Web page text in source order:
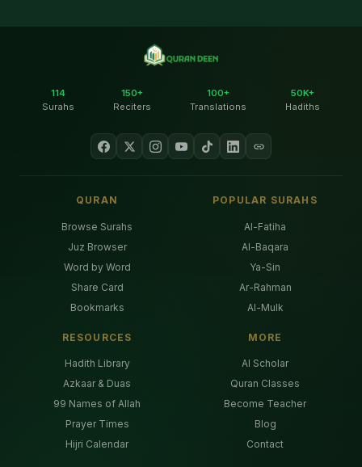
114
Surahs
150+
Reciters
100+
Translations
50K+
Hadiths
QURAN
Browse Surahs
Juz Browser
Word by Word
Share Card
Bookmarks
POPULAR SURAHS
Al-Fatiha
Al-Baqara
Ya-Sin
Ar-Rahman
Al-Mulk
RESOURCES
Hadith Library
Azkaar & Duas
99 Names of Allah
Prayer Times
Hijri Calendar
MORE
AI Scholar
Quran Classes
Become Teacher
Blog
Contact